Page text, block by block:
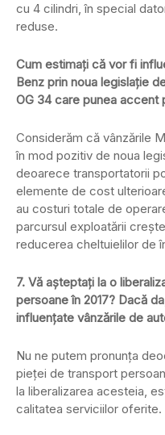
cu 4 cilindri, în special
reduse.
Cum estimați că vor fi
Benz prin noua legislație
OG 34 care punea accent
Considerăm că vânzările
în mod pozitiv de noua
deoarece transportatorii
elemente de cost
au costuri totale de
parcursul exploatării
reducerea cheltuielilor de
7. Vă așteptați la o
persoane în 2017? Dacă
influențate vânzările de
Nu ne putem pronunța
pieței de transport
la liberalizarea acesteia,
calitatea serviciilor oferite.